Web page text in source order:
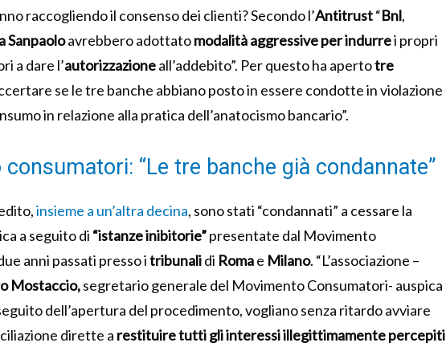
raccogliendo il consenso dei clienti? Secondo l’Antitrust“Bnl,
Sanpaoloavrebbero adottatomodalità aggressive per indurrei propri
a dare l’autorizzazioneall’addebito”. Per questo ha apertotre
se le tre banche abbiano posto in essere condotte in violazione
in relazione alla pratica dell’anatocismo bancario”.
“Le tre banche già condannate”
insieme a un’altra decina, sono stati “condannati” a cessare la
a seguito di “istanze inibitorie”presentate dal Movimento
anni passati presso itribunalidi Romae Milano. “L’associazione –
Mostaccio,segretario generale del Movimento Consumatori- auspica
dell’apertura del procedimento, vogliano senza ritardo avviare
dirette a restituire tutti gli interessi illegittimamente percepiti